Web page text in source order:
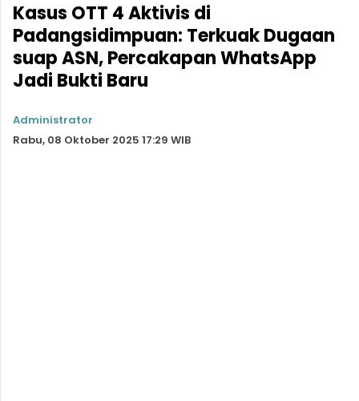
Kasus OTT 4 Aktivis di
Padangsidimpuan: Terkuak Dugaan
suap ASN, Percakapan WhatsApp
Jadi Bukti Baru
Administrator
Rabu, 08 Oktober 2025 17:29 WIB